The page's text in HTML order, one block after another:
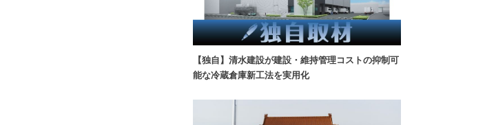
【独自】清水建設が建設・維持管理コストの抑制可
能な冷蔵倉庫新工法を実用化